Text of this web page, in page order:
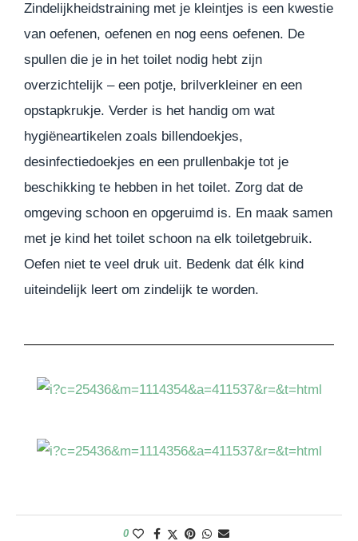
Zindelijkheidstraining met je kleintjes is een kwestie
van oefenen, oefenen en nog eens oefenen. De
spullen die je in het toilet nodig hebt zijn
overzichtelijk – een potje, brilverkleiner en een
opstapkrukje. Verder is het handig om wat
hygiëneartikelen zoals billendoekjes,
desinfectiedoekjes en een prullenbakje tot je
beschikking te hebben in het toilet. Zorg dat de
omgeving schoon en opgeruimd is. En maak samen
met je kind het toilet schoon na elk toiletgebruik.
Oefen niet te veel druk uit. Bedenk dat élk kind
uiteindelijk leert om zindelijk te worden.
0